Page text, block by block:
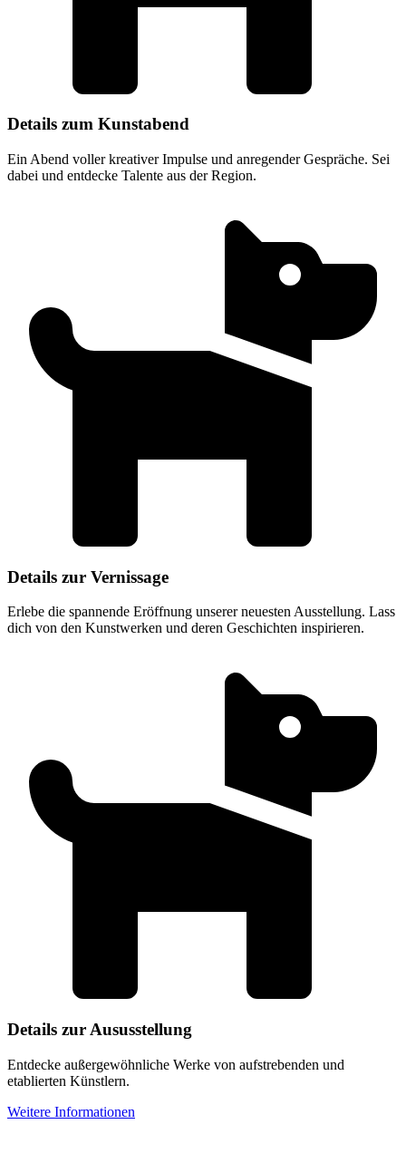
Details zum Kunstabend
Ein Abend voller kreativer Impulse und anregender Gespräche. Sei
dabei und entdecke Talente aus der Region.
Details zur Vernissage
Erlebe die spannende Eröffnung unserer neuesten Ausstellung. Lass
dich von den Kunstwerken und deren Geschichten inspirieren.
Details zur Aususstellung
Entdecke außergewöhnliche Werke von aufstrebenden und
etablierten Künstlern.
Weitere Informationen